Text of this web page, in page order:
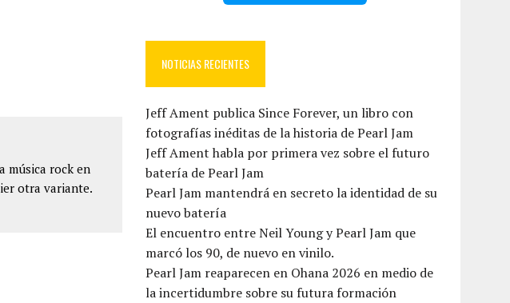
música rock en
otra variante.
NOTICIAS RECIENTES
Jeff Ament publica Since Forever, un libro con
fotografías inéditas de la historia de Pearl Jam
Jeff Ament habla por primera vez sobre el futuro
batería de Pearl Jam
Pearl Jam mantendrá en secreto la identidad de su
nuevo batería
El encuentro entre Neil Young y Pearl Jam que
marcó los 90, de nuevo en vinilo.
Pearl Jam reaparecen en Ohana 2026 en medio de
la incertidumbre sobre su futura formación